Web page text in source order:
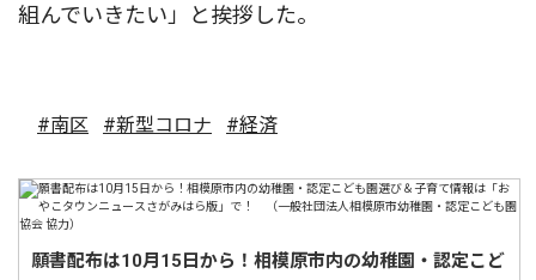
組んでいきたい」と挨拶した。
#南区 #新型コロナ #経済
願書配布は10月15日から！相模原市内の幼稚園・認定こど